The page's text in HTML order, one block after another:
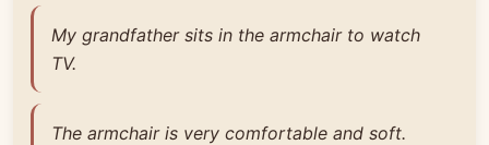
My grandfather sits in the armchair to watch
TV.
The armchair is very comfortable and soft.